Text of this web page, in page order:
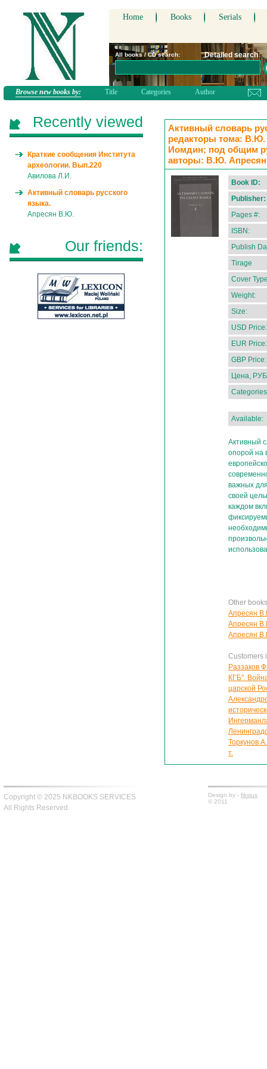
Home Books Serials
All books / CD search: Detailed search
Browse new books by: Title Categories Author
Активный словарь
редакторы тома: В.Ю.
Иомдин; под общим
авторы: В.Ю.
Book ID:
Publisher:
Pages #:
ISBN:
Publish
Tirage
Cover
Weight:
Size:
USD Price:
EUR Price:
GBP Price:
Цена,
Available:
Активный
опорой на
важных
своей
каждом
Other
Апресян
Апресян
Апресян
Customers
Раззаков
КГБ".
царской
Торкунов
т.
Recently viewed
Краткие сообщения Института
археологии. Вып.220
Авилова Л.И.
Активный словарь русского
языка.
Апресян В.Ю.
Our friends:
Copyright © 2025 NKBOOKS SERVICES
All Rights Reserved.
Design by - fiksius
© 2011